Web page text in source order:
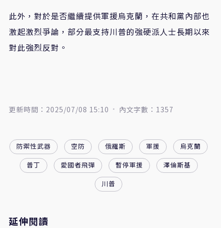
此外，對於是否繼續提供軍援烏克蘭，在共和黨內部也
激起激烈爭論，部分最支持川普的強硬派人士長期以來
對此強烈反對。
更新時間：2025/07/08 15:10 內文字數：1357
防禦性武器 空防 俄羅斯 軍援
烏克蘭
普丁
愛國者飛彈 暫停軍援
澤倫斯基
川普
延伸閱讀